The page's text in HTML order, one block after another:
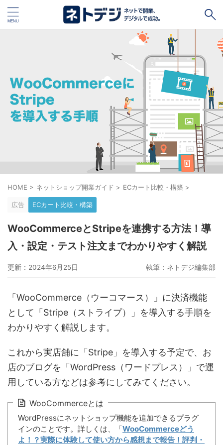
キャッシュレス Square BASE STORES
ネットショップ開設１vs１ 無料ネットショップ
Air ビジネスツールズ
キャッシュレス決済端末１vs１ ジンドゥー
カラーミーショップ Wix
楽天ペイ stera pack WordPress
ハンドメイド販売 ホームページ作成サービス１vs１
グーペ デジタルコンテンツ販売 仕入れサイト
無料ビジネスツール
HOME > ネットショップ開業ガイド > ECカート比較・構築 >
広告 ECカート比較・構築
WooCommerceとStripeを連携する方法！導
入・設定・テスト注文までわかりやすく解説
更新：2024年6月25日 執筆： ネトデジ編集部
「WooCommerce（ウーコマース）」に決済機能
として「Stripe（ストライプ）」を導入する手順を
わかりやすく解説します。
これから実店舗に「Stripe」を導入する予定で、お
店のブログを「WordPress（ワードプレス）」で運
用している方などは参考にしてみてください。
WooCommerceとは
WordPressにネットショップ機能を追加できるプラグ
インのことです。詳しくは、「WooCommerceどう
よ！？実際に体験して使い方から感想まで報告！評判・